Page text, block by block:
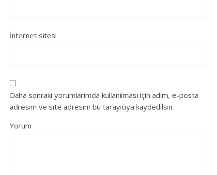
İnternet sitesi
Daha sonraki yorumlarımda kullanılması için adım, e-posta
adresim ve site adresim bu tarayıcıya kaydedilsin.
Yorum